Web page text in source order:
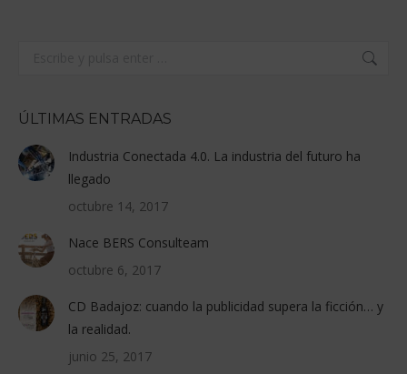
ÚLTIMAS ENTRADAS
Industria Conectada 4.0. La industria del futuro ha
llegado
octubre 14, 2017
Nace BERS Consulteam
octubre 6, 2017
CD Badajoz: cuando la publicidad supera la ficción… y
la realidad.
junio 25, 2017